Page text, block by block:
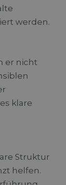
werden.
er nicht
klare
Struktur
helfen.